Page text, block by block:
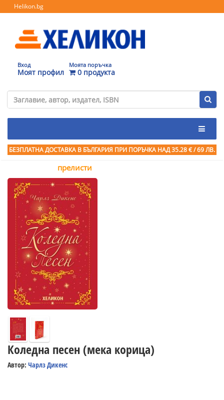
Helikon.bg
Вход
Моят профил
Моята поръчка
0 продукта
БЕЗПЛАТНА ДОСТАВКА В БЪЛГАРИЯ ПРИ ПОРЪЧКА НАД 35.28 € / 69 ЛВ.
прелисти
Коледна песен (мека корица)
Автор: Чарлз Дикенс